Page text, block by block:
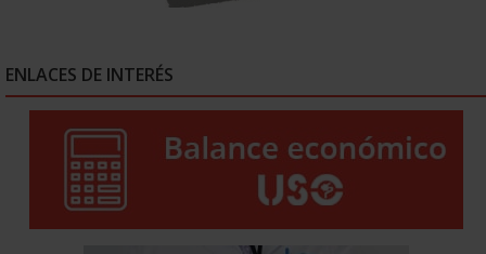
ENLACES DE INTERÉS